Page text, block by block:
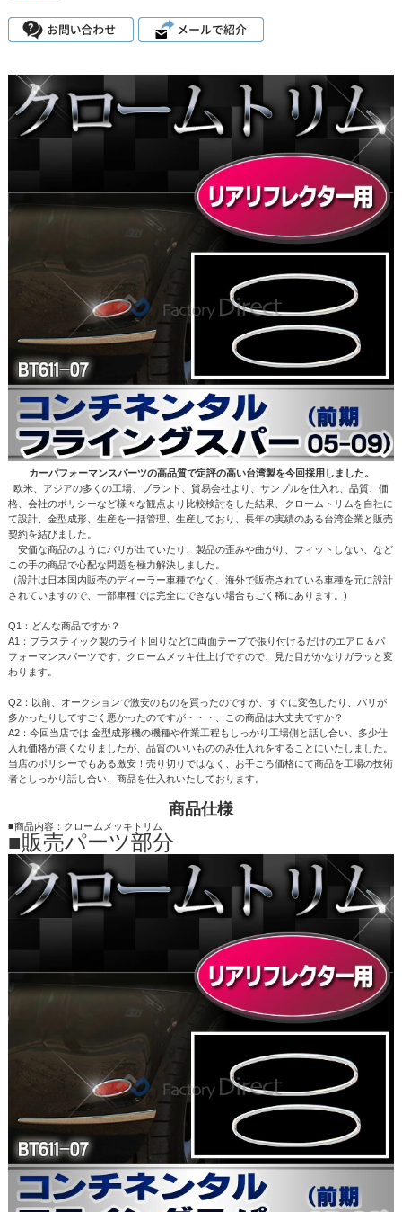
カーパフォーマンスパーツの高品質で定評の高い台湾製を今回採用しました。
欧米、アジアの多くの工場、ブランド、貿易会社より、サンプルを仕入れ、品質、価
格、会社のポリシーなど様々な観点より比較検討をした結果、クロームトリムを自社に
て設計、金型成形、生産を一括管理、生産しており、長年の実績のある台湾企業と販売
契約を結びました。
安価な商品のようにバリが出ていたり、製品の歪みや曲がり、フィットしない、など
この手の商品で心配な問題を極力解決しました。
（設計は日本国内販売のディーラー車種でなく、海外で販売されている車種を元に設計
されていますので、一部車種では完全にできない場合もごく稀にあります。)
Q1：どんな商品ですか？
A1：プラスティック製のライト回りなどに両面テープで張り付けるだけのエアロ＆パ
フォーマンスパーツです。クロームメッキ仕上げですので、見た目がかなりガラッと変
わります。
Q2：以前、オークションで激安のものを買ったのですが、すぐに変色したり、バリが
多かったりしてすごく悪かったのですが・・・、この商品は大丈夫ですか？
A2：今回当店では 金型成形機の機種や作業工程もしっかり工場側と話し合い、多少仕
入れ価格が高くなりましたが、品質のいいもののみ仕入れをすることにいたしました。
当店のポリシーでもある激安！売り切りではなく、お手ごろ価格にて商品を工場の技術
者としっかり話し合い、商品を仕入れいたしております。
商品仕様
■商品内容：クロームメッキトリム
■販売パーツ部分